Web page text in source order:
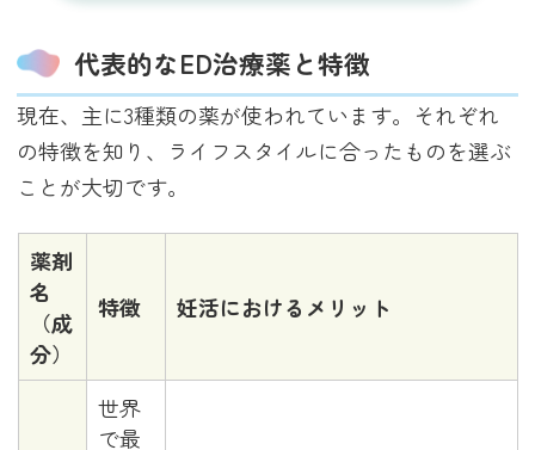
代表的なED治療薬と特徴
現在、主に3種類の薬が使われています。それぞれ
の特徴を知り、ライフスタイルに合ったものを選ぶ
ことが大切です。
薬剤
名
（成
分）
特徴 妊活におけるメリット
世界
で最